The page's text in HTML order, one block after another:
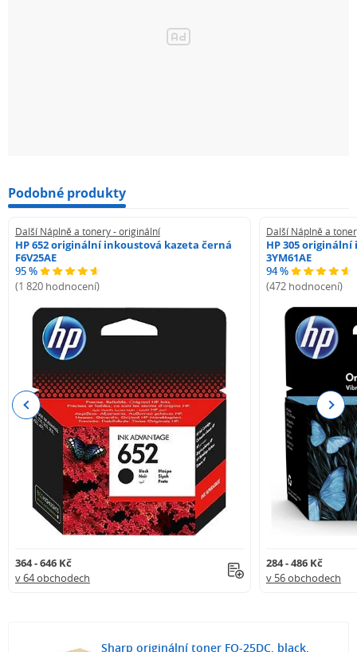
Podobné produkty
Další Náplně a tonery - originální
HP 652 originální inkoustová kazeta černá
F6V25AE
95 %
(1 820 hodnocení)
364 - 646 Kč
v 64 obchodech
Další Náplně a
HP 305
3YM61AE
94 %
(472 hodnocení)
284 - 486 Kč
v 56 obchodech
Previous Next
Sharp originální toner FO-25DC, black,